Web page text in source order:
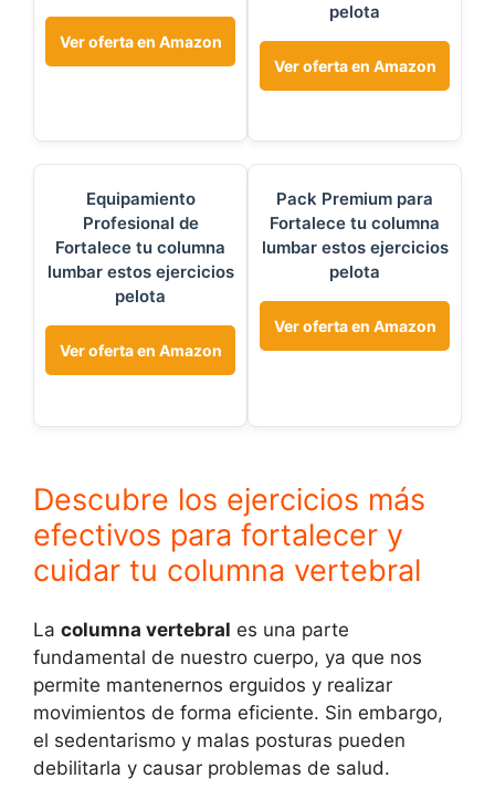
Ver oferta en Amazon
pelota
Ver oferta en Amazon
Equipamiento
Profesional de
Fortalece tu columna
lumbar estos ejercicios
pelota
Ver oferta en Amazon
Pack Premium para
Fortalece tu columna
lumbar estos ejercicios
pelota
Ver oferta en Amazon
Descubre los ejercicios más
efectivos para fortalecer y
cuidar tu columna vertebral
La columna vertebral es una parte
fundamental de nuestro cuerpo, ya que nos
permite mantenernos erguidos y realizar
movimientos de forma eficiente. Sin embargo,
el sedentarismo y malas posturas pueden
debilitarla y causar problemas de salud.